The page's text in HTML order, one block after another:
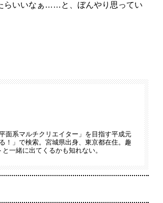
らいいなぁ……と、ぼんやり思ってい
面系マルチクリエイター」を目指す平成元
！」で検索。宮城県出身、東京都在住。趣
一緒に出てくるかも知れない。